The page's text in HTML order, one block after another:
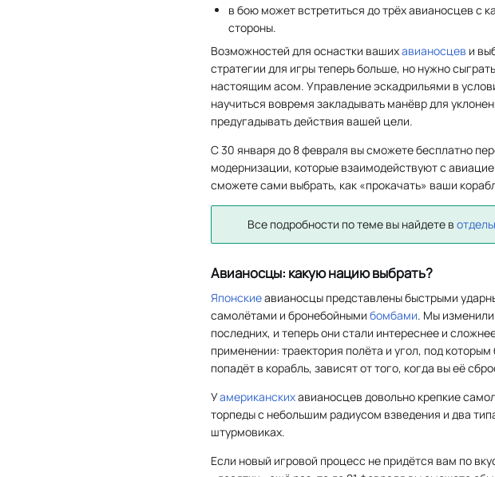
в бою может встретиться до трёх авианосцев с
стороны.
Возможностей для оснастки вашихавианосцев и
стратегии для игры теперь больше, но нужно
настоящим асом. Управление эскадрильями в
научиться вовремя закладывать манёвр для
предугадывать действия вашей цели.
С 30 января до 8 февраля вы сможете бесплатно
модернизации, которые взаимодействуют с
сможете сами выбрать, как «прокачать» ваши
Все подробности по теме вы найдете в
Авианосцы: какую нацию выбрать?
Японскиеавианосцы представлены быстрыми
самолётами и бронебойными бомбами. Мы
последних, и теперь они стали интереснее и
применении: траектория полёта и угол, под которым
попадёт в корабль, зависят от того, когда вы её
Уамериканскихавианосцев довольно крепкие
торпеды с небольшим радиусом взведения и два
штурмовиках.
Если новый игровой процесс не придётся вам по